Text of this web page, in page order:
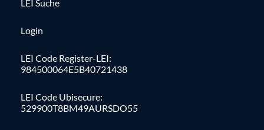
LEI Suche
Login
LEI Code Register-LEI:
984500064E5B40721438
LEI Code Ubisecure:
529900T8BM49AURSDO55